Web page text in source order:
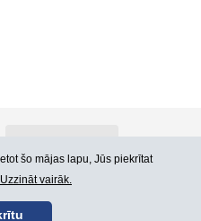
Lietošanas noteikumi
šo mājas lapu, Jūs piekrītat
vairāk.